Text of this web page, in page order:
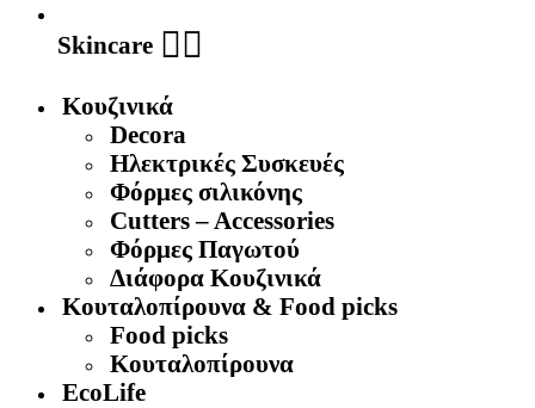
Skincare 🧖‍♀️
Κουζινικά
Decora
Ηλεκτρικές Συσκευές
Φόρμες σιλικόνης
Cutters – Accessories
Φόρμες Παγωτού
Διάφορα Κουζινικά
Κουταλοπίρουνα & Food picks
Food picks
Κουταλοπίρουνα
EcoLife